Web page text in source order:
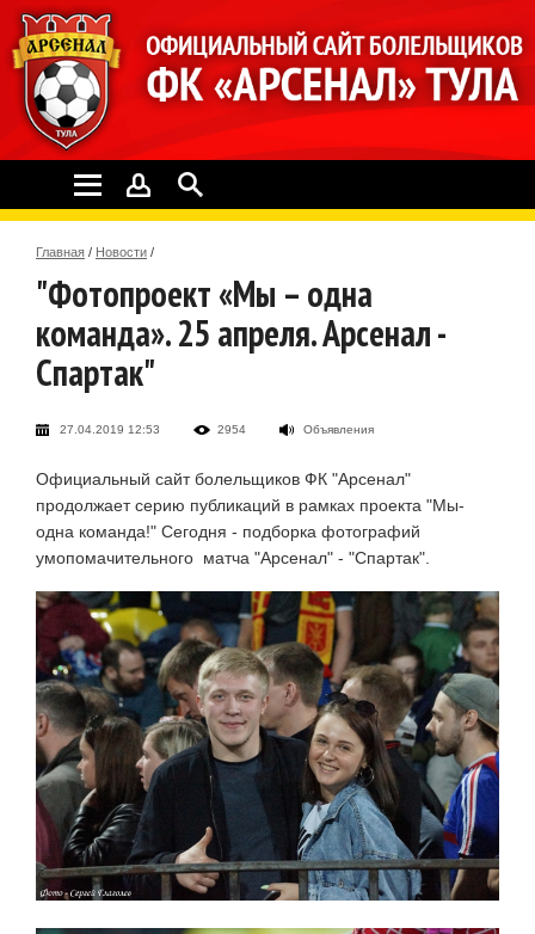
Главная / Новости /
"Фотопроект «Мы – одна
команда». 25 апреля. Арсенал -
Спартак"
27.04.2019 12:53 2954 Объявления
Официальный сайт болельщиков ФК "Арсенал"
продолжает серию публикаций в рамках проекта "Мы-
одна команда!" Сегодня - подборка фотографий
умопомачительного матча "Арсенал" - "Спартак".